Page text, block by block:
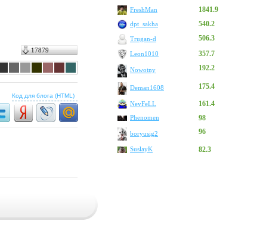
17879
Код для блога (HTML)
FreshMan 1841.9
dpt_sakha 540.2
Trugan-d 506.3
Leon1010 357.7
Nowotny 192.2
Deman1608 175.4
NevFeLL 161.4
Phenomen 98
boryusig2 96
SuslayK 82.3